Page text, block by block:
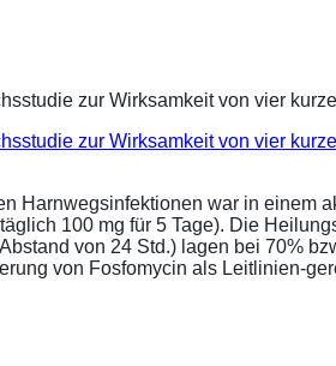
zur Wirksamkeit von vier
Harnwegsinfektionen war in einem
100 mg für 5 Tage). Die
von 24 Std.) lagen bei 70%
von Fosfomycin als Leitlinien-